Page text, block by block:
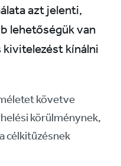
azt jelenti,
lehetőségük van
kínálni
követve
körülménynek,
célkitűzésnek